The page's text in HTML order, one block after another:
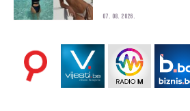
07. 08. 2026.